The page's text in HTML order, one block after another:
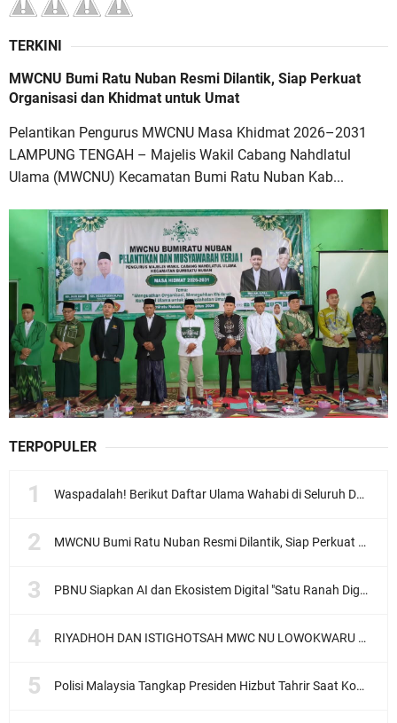
TERKINI
MWCNU Bumi Ratu Nuban Resmi Dilantik, Siap Perkuat
Organisasi dan Khidmat untuk Umat
Pelantikan Pengurus MWCNU Masa Khidmat 2026–2031
LAMPUNG TENGAH – Majelis Wakil Cabang Nahdlatul
Ulama (MWCNU) Kecamatan Bumi Ratu Nuban Kab...
TERPOPULER
Waspadalah! Berikut Daftar Ulama Wahabi di Seluruh Dunia dan Karya-karyanya
MWCNU Bumi Ratu Nuban Resmi Dilantik, Siap Perkuat Organisasi dan Khidmat untuk Umat
PBNU Siapkan AI dan Ekosistem Digital "Satu Ranah Digital untuk Ulama", Siap Diluncurkan dalam Waktu Dekat!
RIYADHOH DAN ISTIGHOTSAH MWC NU LOWOKWARU Menyambut Muktamar NU ke-35, Meneguhkan Sanad Laku Para Muassis
Polisi Malaysia Tangkap Presiden Hizbut Tahrir Saat Konferensi Pers